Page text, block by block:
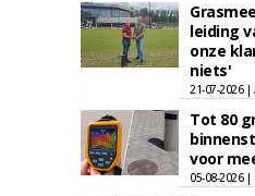
leiding
onze
niets'
21-07-2026 |
Tot 80
voor
05-08-2026 |